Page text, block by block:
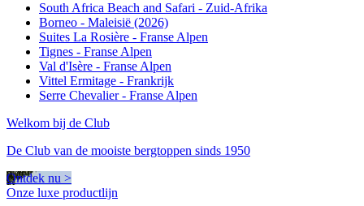
South Africa Beach and Safari - Zuid-Afrika
Borneo - Maleisië (2026)
Suites La Rosière - Franse Alpen
Tignes - Franse Alpen
Val d'Isère - Franse Alpen
Vittel Ermitage - Frankrijk
Serre Chevalier - Franse Alpen
Welkom bij de Club
De Club van de mooiste bergtoppen sinds 1950
Ontdek nu >
Onze luxe productlijn